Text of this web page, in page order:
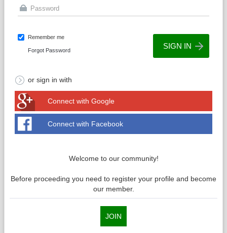
Remember me
Forgot Password
or sign in with
Connect with Google
Connect with Facebook
Welcome to our community!
Before proceeding you need to register your profile and become
our member.
JOIN